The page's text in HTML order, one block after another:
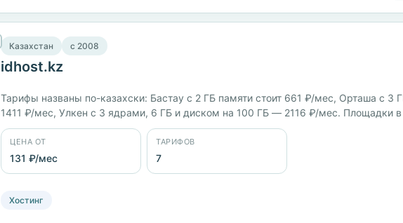
Казахстан c 2008
idhost.kz
Тарифы названы по-казахски: Бастау с 2 ГБ памяти стоит 661 ₽/мес, Орташа с
1411 ₽/мес, Улкен с 3 ядрами, 6 ГБ и диском на 100 ГБ — 2116 ₽/мес. Площадки в
панель Plesk.
ЦЕНА ОТ
131 ₽/мес
ТАРИФОВ
7
Хостинг